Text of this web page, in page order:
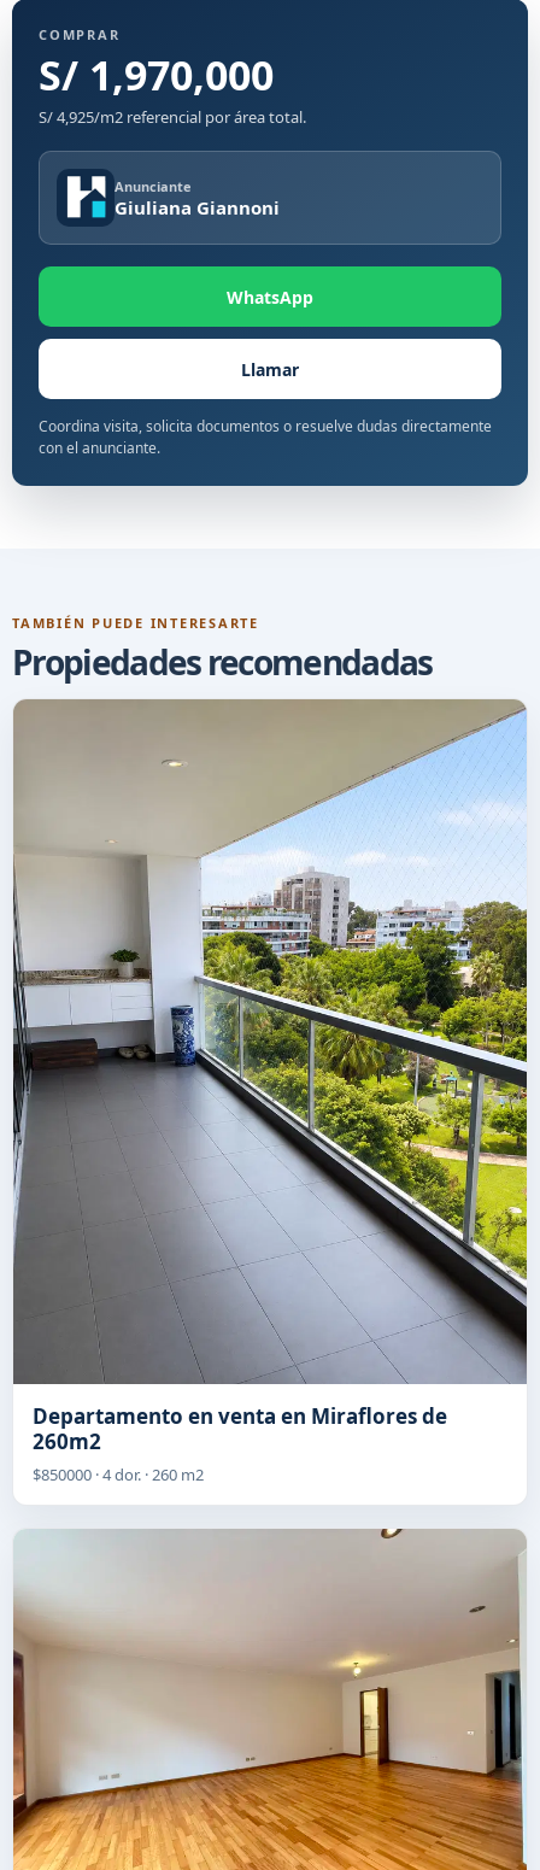
COMPRAR
S/ 1,970,000
S/ 4,925/m2 referencial por área total.
Anunciante
Giuliana Giannoni
WhatsApp
Llamar
Coordina visita, solicita documentos o resuelve dudas directamente
con el anunciante.
TAMBIÉN PUEDE INTERESARTE
Propiedades recomendadas
Departamento en venta en Miraflores de
260m2
$850000 · 4 dor. · 260 m2